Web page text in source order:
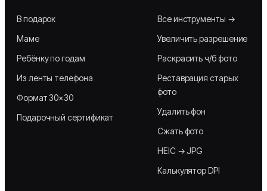
В подарок
Маме
Ребёнку по годам
Из ленты телефона
Формат 30×30
Подарочный сертификат
Все инструменты →
Увеличить разрешение
Раскрасить ч/б фото
Реставрация старых
фото
Удалить фон
Сжать фото
HEIC → JPG
Калькулятор DPI